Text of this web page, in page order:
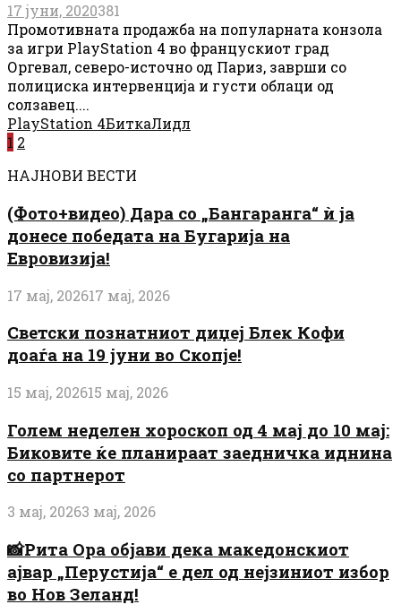
17 јуни, 2020381
Промотивната продажба на популарната конзола
за игри PlayStation 4 во францускиот град
Оргевал, северо-источно од Париз, заврши со
полициска интервенција и густи облаци од
солзавец....
PlayStation 4БиткаЛидл
Posts
pagination
1 2
НАЈНОВИ ВЕСТИ
(Фото+видео) Дара со „Бангаранга“ ѝ ја
донесе победата на Бугарија на
Евровизија!
17 мај, 202617 мај, 2026
Светски познатниот диџеј Блек Кофи
доаѓа на 19 јуни во Скопје!
15 мај, 202615 мај, 2026
Голем неделен хороскоп од 4 мај до 10 мај:
Биковите ќе планираат заедничка иднина
со партнерот
3 мај, 20263 мај, 2026
📸Рита Ора објави дека македонскиот
ајвар „Перустија“ е дел од нејзиниот избор
во Нов Зеланд!